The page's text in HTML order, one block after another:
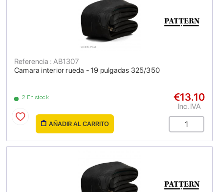
Camara interior rueda - 19 pulgadas 325/350
Referencia : AB1307
2 En stock €13.10
Inc. IVA
AÑADIR AL CARRITO